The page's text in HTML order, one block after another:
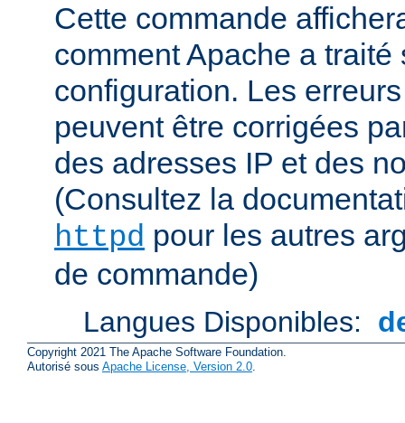
Cette commande
comment Apache a traité
configuration. Les
peuvent être corrigées
des adresses IP et des
(Consultez la
httpd pour les autres
de commande)
Langues Disponibles:
Copyright 2021 The Apache Software Foundation.
Autorisé sous Apache License, Version 2.0.